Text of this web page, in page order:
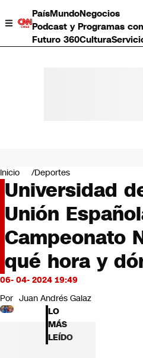
PaísMundoNegocios
Podcast y Programas
Futuro 360Cultura
Negocios
Deportes
Programas completos
Cultura
Servicios
Bits
CNN Data
CNN tiempo
Futuro 360
Inicio Deportes
Universidad
Unión
Campeonato
qué hora y
06- 04- 2024 19:49
Por Juan Andrés Galaz
LO
MÁS
LEÍDO